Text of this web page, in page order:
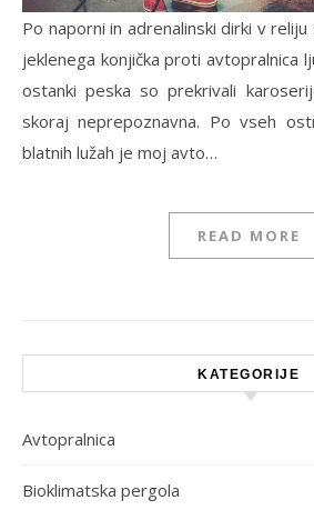
Po naporni in adrenalinski dirki v
jeklenega konjička proti avtopralnica
ostanki peska so prekrivali
skoraj neprepoznavna. Po vseh
blatnih lužah je moj avto…
READ MORE
KATEGORIJE
Avtopralnica
Bioklimatska pergola